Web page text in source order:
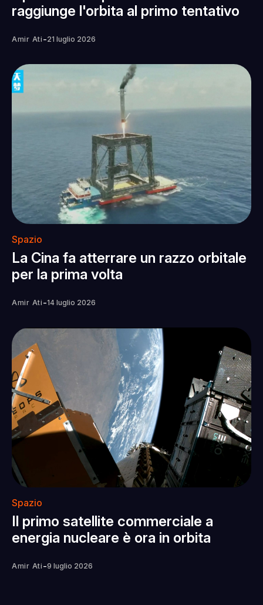
raggiunge l'orbita al primo tentativo
Amir Ati -21 luglio 2026
Spazio
La Cina fa atterrare un razzo orbitale
per la prima volta
Amir Ati -14 luglio 2026
Spazio
Il primo satellite commerciale a
energia nucleare è ora in orbita
Amir Ati -9 luglio 2026